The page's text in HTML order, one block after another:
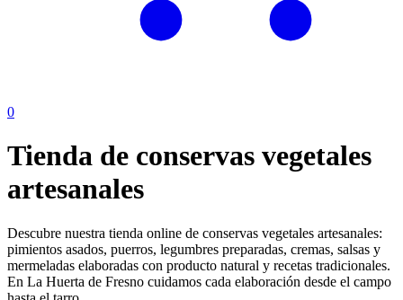
0
Tienda de conservas vegetales
artesanales
Descubre nuestra tienda online de conservas vegetales artesanales:
pimientos asados, puerros, legumbres preparadas, cremas, salsas y
mermeladas elaboradas con producto natural y recetas tradicionales.
En La Huerta de Fresno cuidamos cada elaboración desde el campo